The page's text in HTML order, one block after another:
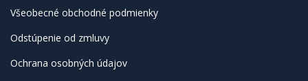
Všeobecné obchodné podmienky
Odstúpenie od zmluvy
Ochrana osobných údajov